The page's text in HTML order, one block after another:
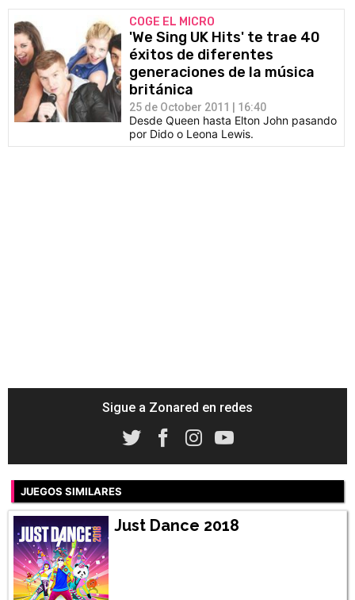
COGE EL MICRO
'We Sing UK Hits' te trae 40
éxitos de diferentes
generaciones de la música
británica
25 de October 2011 | 16:40
Desde Queen hasta Elton John pasando
por Dido o Leona Lewis.
Sigue a Zonared en redes
JUEGOS SIMILARES
Just Dance 2018